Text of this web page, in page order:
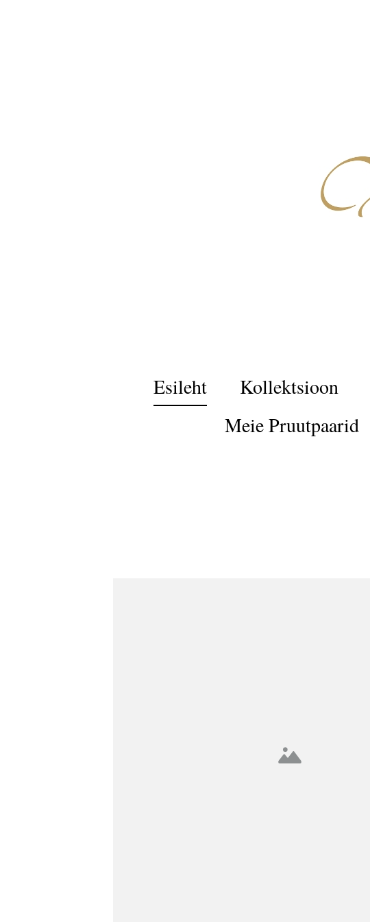
Esileht Kollektsioon
Meie Pruutpaarid